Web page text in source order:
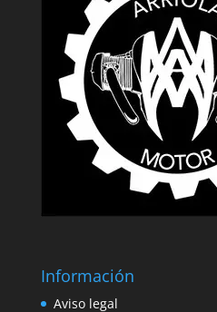
Información
Aviso legal